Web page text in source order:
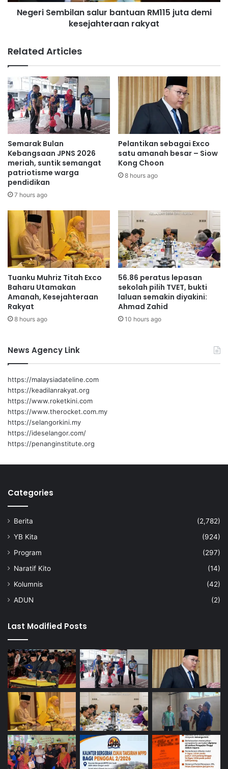
y
a
p
i
n
j
a
a
n
Y
a
y
s
a
n
N
e
g
e
r
i
S
e
i
l
n
s
a
l
u
r
b
a
n
t
u
a
n
R
1
1
5
u
t
a
d
e
m
i
s
e
j
a
h
t
e
r
a
k
t
Negeri Sembilan salur bantuan RM115 juta demi
kesejahteraan rakyat
Related Articles
Semarak Bulan
Kebangsaan JPNS 2026
meriah, suntik semangat
patriotisme warga
pendidikan
7 hours ago
Pelantikan sebagai Exco
satu amanah besar – Siow
Kong Choon
8 hours ago
Tuanku Muhriz Titah Exco
Baharu Utamakan
Amanah, Kesejahteraan
Rakyat
8 hours ago
56.86 peratus lepasan
sekolah pilih TVET, bukti
laluan semakin diyakini:
Ahmad Zahid
10 hours ago
News Agency Link
https://malaysiadateline.com
https://keadilanrakyat.org
https://www.roketkini.com
https://www.therocket.com.my
https://selangorkini.my
https://ideselangor.com/
https://penanginstitute.org
Categories
Berita
(2,782)
YB Kita
(924)
Program
(297)
Naratif Kito
(14)
Kolumnis
(42)
ADUN
(2)
Last Modified Posts